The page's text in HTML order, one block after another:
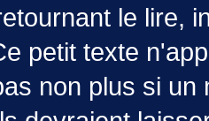
le lire,
petit texte
non plus si